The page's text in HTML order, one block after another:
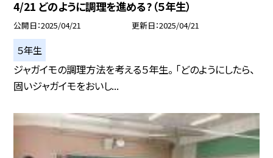
4/21 どのように調理を進める?（５年生）
公開日 2025/04/21 更新日 2025/04/21
５年生
ジャガイモの調理方法を考える５年生。 「どのようにしたら、
固いジャガイモをおいし...